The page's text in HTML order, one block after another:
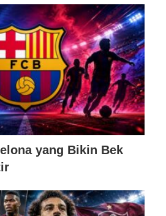
yang Bikin Bek